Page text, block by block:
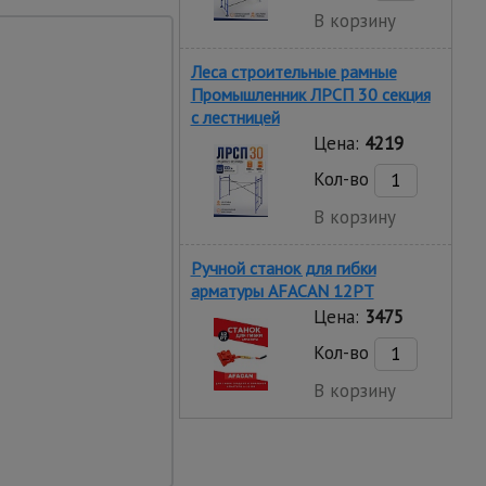
м, 4×100 м, 6×10
загородных
В корзину
Леса строительные рамные
Промышленник ЛРСП 30 секция
с лестницей
Цена: 4219
Кол-во
В корзину
Ручной станок для гибки
арматуры AFACAN 12PT
Цена: 3475
Кол-во
В корзину